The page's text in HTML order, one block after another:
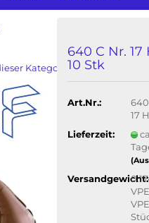
Kategorie
640 C Nr. 17
10 Stk
Art.Nr.:
640
17
Lieferzeit:
Versandgewicht: